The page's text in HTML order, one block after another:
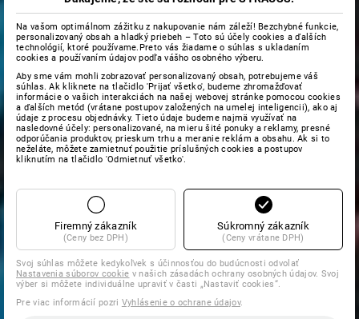
Na vašom optimálnom zážitku z nakupovanie nám záleží! Bezchybné funkcie,
personalizovaný obsah a hladký priebeh – Toto sú účely cookies a ďalších
technológií, ktoré používame.Preto vás žiadame o súhlas s ukladaním
cookies a používaním údajov podľa vášho osobného výberu.
Aby sme vám mohli zobrazovať personalizovaný obsah, potrebujeme váš
súhlas. Ak kliknete na tlačidlo 'Prijať všetko', budeme zhromažďovať
informácie o vašich interakciách na našej webovej stránke pomocou cookies
a ďalších metód (vrátane postupov založených na umelej inteligencii), ako aj
údaje z procesu objednávky. Tieto údaje budeme najmä využívať na
nasledovné účely: personalizované, na mieru šité ponuky a reklamy, presné
odporúčania produktov, prieskum trhu a meranie reklám a obsahu. Ak si to
neželáte, môžete zamietnuť použitie príslušných cookies a postupov
kliknutím na tlačidlo 'Odmietnuť všetko'.
Firemný zákazník
(Ceny bez DPH)
Súkromný zákazník
(Ceny vrátane DPH)
Svoj súhlas môžete kedykoľvek s účinnosťou do budúcnosti odvolať
Nastavenia súborov cookie v našich zásadách ochrany osobných údajov. Svoj
výber si môžete individuálne upraviť v časti „Nastaviť cookies“.
Pre viac informácií pozri Vyhlásenie o ochrane údajov.